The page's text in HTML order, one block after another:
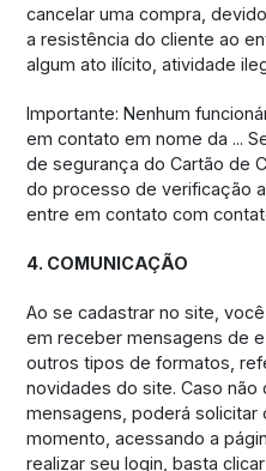
cancelar uma compra,
a resistência do cliente ao
algum ato ilícito, atividade
Importante: Nenhum
em contato em nome da ...
de segurança do Cartão de
do processo de verificação
entre em contato com
4. COMUNICAÇÃO
Ao se cadastrar no site,
em receber mensagens de
outros tipos de formatos,
novidades do site. Caso
mensagens, poderá solicitar
momento, acessando a
realizar seu login, basta